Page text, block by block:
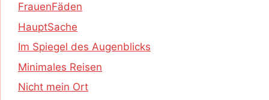
FrauenFäden
HauptSache
Im Spiegel des Augenblicks
Minimales Reisen
Nicht mein Ort